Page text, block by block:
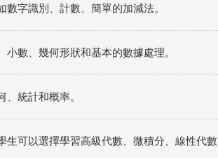
字識別、計數、簡單的加減法。
數、幾何形狀和基本的數據處理。
統計和概率。
生可以選擇學習高級代數、微積分、線性代數